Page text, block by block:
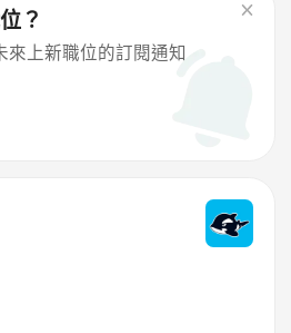
？
上新職位的訂閱通知